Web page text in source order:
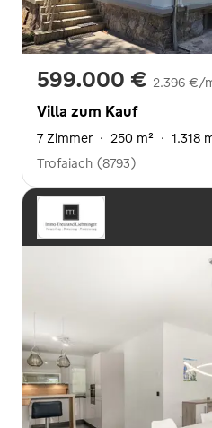
599.000 € 2.396 €/
Villa zum Kauf
7 Zimmer · 250 m² · 1.318
Trofaiach (8793)